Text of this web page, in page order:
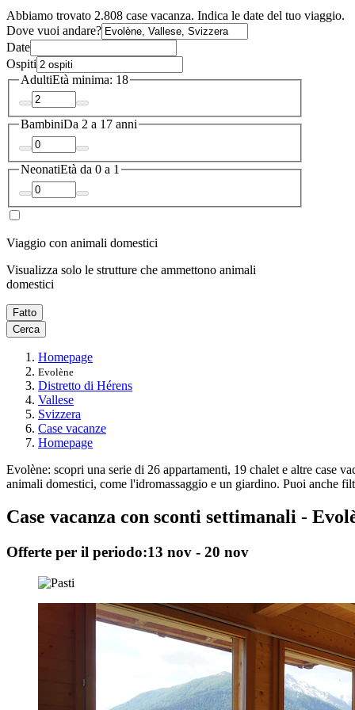
Abbiamo trovato 2.808 case vacanza. Indica le date del tuo viaggio.
Dove vuoi andare?
Date
Ospiti
AdultiEtà minima: 18
BambiniDa 2 a 17 anni
NeonatiEtà da 0 a 1
Viaggio con animali domestici
Visualizza solo le strutture che ammettono animali
domestici
Fatto
Cerca
Homepage
Evolène
Distretto di Hérens
Vallese
Svizzera
Case vacanze
Homepage
Evolène: scopri una serie di 26 appartamenti, 19 chalet e altre case
animali domestici, come l'idromassaggio e un giardino. Puoi anche
Case vacanza con sconti settimanali -
Offerte per il periodo:13 nov - 20 nov